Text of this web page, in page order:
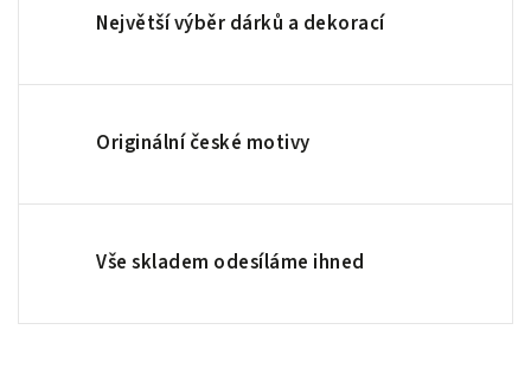
Největší výběr dárků a dekorací
Originální české motivy
Vše skladem odesíláme ihned